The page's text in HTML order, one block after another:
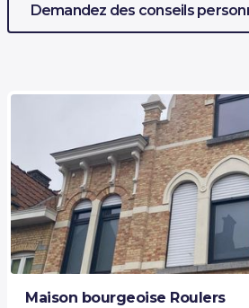
Demandez des conseils
Maison bourgeoise Roulers